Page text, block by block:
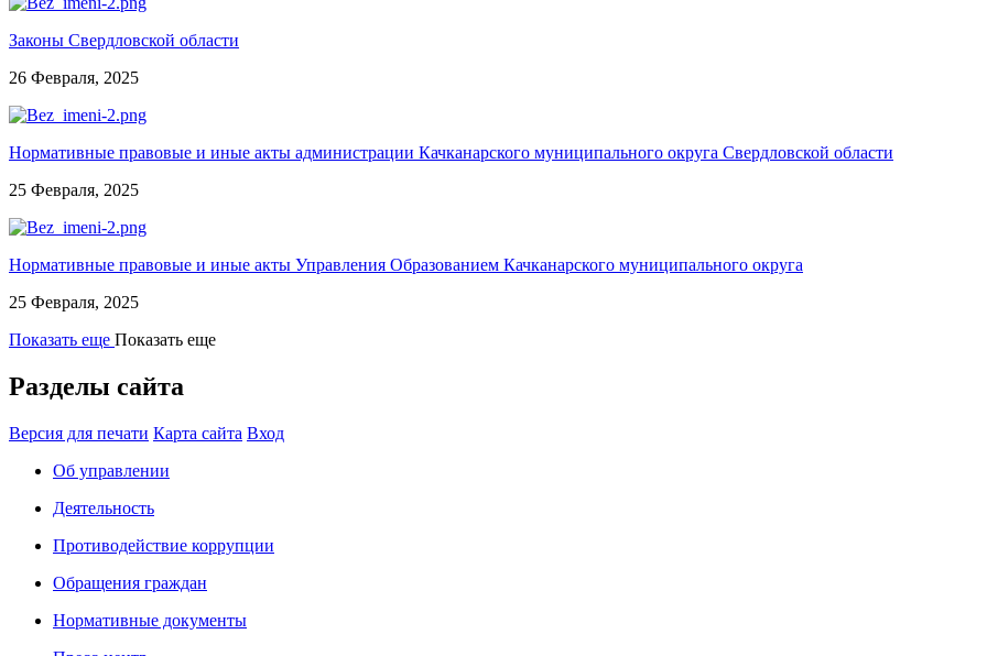
Законы Свердловской области
26 Февраля, 2025
Нормативные правовые и иные акты администрации Качканарского муниципального округа Свердловской области
25 Февраля, 2025
Нормативные правовые и иные акты Управления Образованием Качканарского муниципального округа
25 Февраля, 2025
Показать еще Показать еще
Разделы сайта
Версия для печати Карта сайта Вход
Об управлении
Деятельность
Противодействие коррупции
Обращения граждан
Нормативные документы